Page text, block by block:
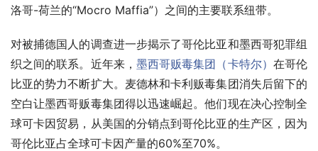
洛哥-荷兰的“Mocro Maffia”）之间的主要联系纽带。
对被捕德国人的调查进一步揭示了哥伦比亚和墨西哥犯罪组
织之间的联系。近年来， 墨西哥贩毒集团（卡特尔） 在哥伦
比亚的势力不断扩大。麦德林和卡利贩毒集团消失后留下的
空白让墨西哥贩毒集团得以迅速崛起。他们现在决心控制全
球可卡因贸易，从美国的分销点到哥伦比亚的生产区，因为
哥伦比亚占全球可卡因产量的60%至70%。